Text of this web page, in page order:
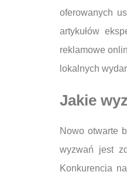
oferowanych
artykułów
reklamowe
lokalnych
Jakie
Nowo otwarte
wyzwań jest
Konkurencja